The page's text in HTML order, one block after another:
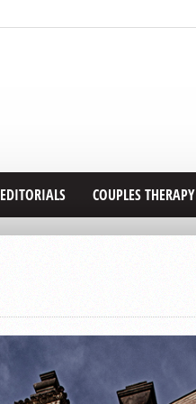
EDITORIALS COUPLES THERAPY